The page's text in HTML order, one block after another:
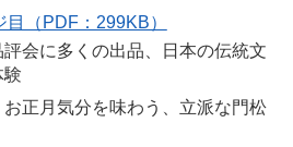
目（PDF：299KB）
会に多くの出品、日本の伝統文
験
正月気分を味わう、立派な門松